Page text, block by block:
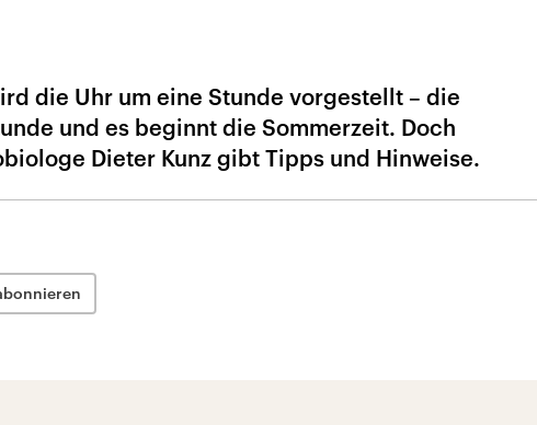
die Uhr um eine Stunde vorgestellt – die
und es beginnt die Sommerzeit. Doch
Dieter Kunz gibt Tipps und Hinweise.